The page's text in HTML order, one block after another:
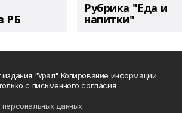
РБ
Рубрика "Еда и
напитки"
"Урал" Копирование информации
с письменного согласия
данных